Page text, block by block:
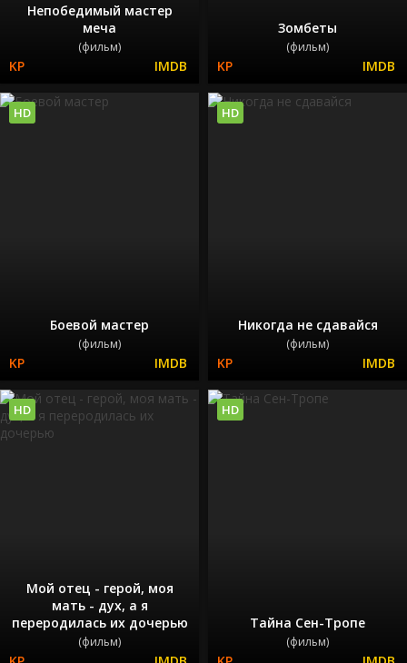
Непобедимый мастер
меча
(фильм)
Зомбеты
(фильм)
Боевой мастер
(фильм)
HD
Никогда не сдавайся
(фильм)
HD
Мой отец - герой, моя
мать - дух, а я
переродилась их дочерью
(фильм)
HD
Тайна Сен-Тропе
(фильм)
HD